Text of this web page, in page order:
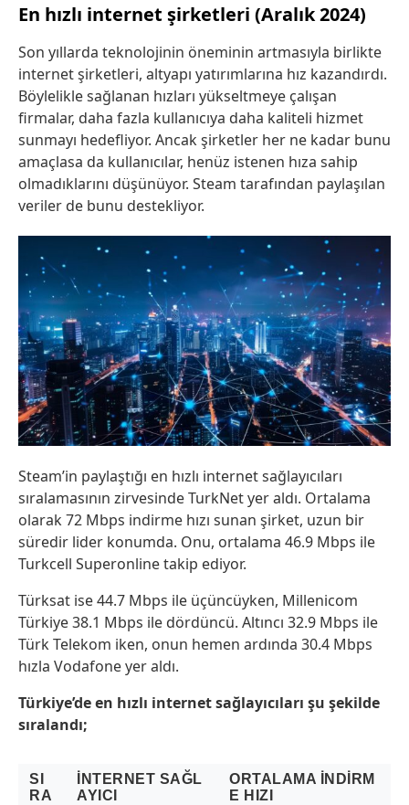
En hızlı internet şirketleri (Aralık 2024)
Son yıllarda teknolojinin öneminin artmasıyla birlikte
internet şirketleri, altyapı yatırımlarına hız kazandırdı.
Böylelikle sağlanan hızları yükseltmeye çalışan
firmalar, daha fazla kullanıcıya daha kaliteli hizmet
sunmayı hedefliyor. Ancak şirketler her ne kadar bunu
amaçlasa da kullanıcılar, henüz istenen hıza sahip
olmadıklarını düşünüyor. Steam tarafından paylaşılan
veriler de bunu destekliyor.
Steam’in paylaştığı en hızlı internet sağlayıcıları
sıralamasının zirvesinde TurkNet yer aldı. Ortalama
olarak 72 Mbps indirme hızı sunan şirket, uzun bir
süredir lider konumda. Onu, ortalama 46.9 Mbps ile
Turkcell Superonline takip ediyor.
Türksat ise 44.7 Mbps ile üçüncüyken, Millenicom
Türkiye 38.1 Mbps ile dördüncü. Altıncı 32.9 Mbps ile
Türk Telekom iken, onun hemen ardında 30.4 Mbps
hızla Vodafone yer aldı.
Türkiye’de en hızlı internet sağlayıcıları şu şekilde
sıralandı;
SI
RA
İNTERNET SAĞL
AYICI
ORTALAMA INDIRM
E HIZI